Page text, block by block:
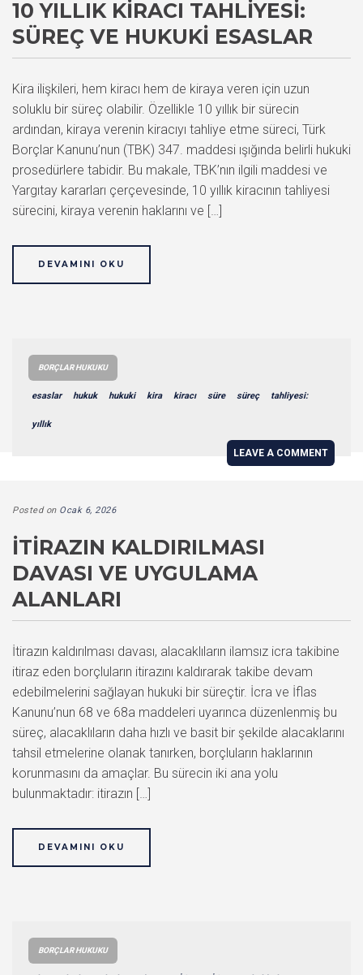
10 YILLIK KIRACI TAHLIYESI:
SÜREÇ VE HUKUKI ESASLAR
Kira ilişkileri, hem kiracı hem de kiraya veren için uzun
soluklu bir süreç olabilir. Özellikle 10 yıllık bir sürecin
ardından, kiraya verenin kiracıyı tahliye etme süreci, Türk
Borçlar Kanunu’nun (TBK) 347. maddesi ışığında belirli hukuki
prosedürlere tabidir. Bu makale, TBK’nın ilgili maddesi ve
Yargıtay kararları çerçevesinde, 10 yıllık kiracının tahliyesi
sürecini, kiraya verenin haklarını ve […]
DEVAMINI OKU
BORÇLAR HUKUKU
esaslar hukuk hukuki kira kiracı süre süreç tahliyesi:
yıllık
LEAVE A COMMENT
Posted on Ocak 6, 2026
İTIRAZIN KALDIRILMASI
DAVASI VE UYGULAMA
ALANLARI
İtirazın kaldırılması davası, alacaklıların ilamsız icra takibine
itiraz eden borçluların itirazını kaldırarak takibe devam
edebilmelerini sağlayan hukuki bir süreçtir. İcra ve İflas
Kanunu’nun 68 ve 68a maddeleri uyarınca düzenlenmiş bu
süreç, alacaklıların daha hızlı ve basit bir şekilde alacaklarını
tahsil etmelerine olanak tanırken, borçluların haklarının
korunmasını da amaçlar. Bu sürecin iki ana yolu
bulunmaktadır: itirazın […]
DEVAMINI OKU
BORÇLAR HUKUKU